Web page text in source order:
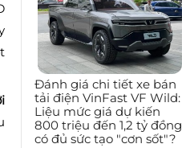
Đánh giá chi tiết xe bán
tải điện VinFast VF Wild:
Liệu mức giá dự kiến
800 triệu đến 1,2 tỷ đồng
có đủ sức tạo "cơn sốt"?